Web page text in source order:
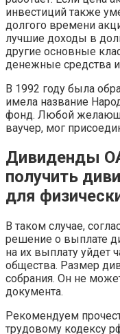
инвестиций также
долгого времени
лучшие доходы в
другие основные
денежные средства
В 1992 году была
имела название
фонд. Любой
ваучер, мог
Дивиденды
получить
для
В таком случае,
решение о выплате
на их выплату уйдет
общества. Размер
собрания. Он не
документа.
Рекомендуем
трудовому кодексу